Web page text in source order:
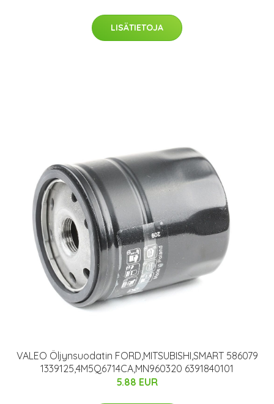
LISÄTIETOJA
VALEO Öljynsuodatin FORD,MITSUBISHI,SMART 586079
1339125,4M5Q6714CA,MN960320 6391840101
5.88 EUR